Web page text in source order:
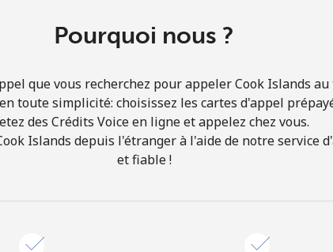
S'inscrire
Bonjour!
Pourquoi nous ?
que vous recherchez pour appeler Cook Islands
toute simplicité: choisissez les cartes d'appel
des Crédits Voice en ligne et appelez chez vous.
Islands depuis l'étranger à l'aide de notre service
et fiable !